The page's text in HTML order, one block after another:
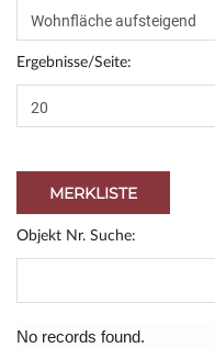
Ergebnisse/Seite:
MERKLISTE
Objekt Nr. Suche:
No records found.